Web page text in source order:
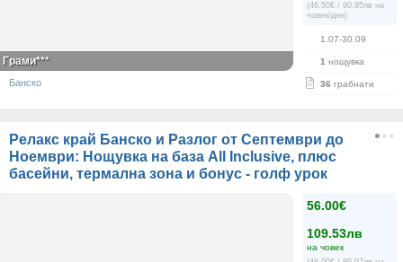
(46.50€ / 90.95лв на
човек/ден)
1.07-30.09
1 нощувка
36 грабнати
Грами***
Банско
Релакс край Банско и Разлог от Септември до
Ноември: Нощувка на база All Inclusive, плюс
басейни, термална зона и бонус - голф урок
56.00€
109.53лв
на човек